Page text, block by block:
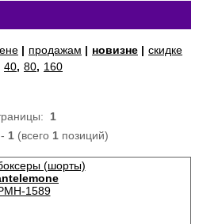
| продажам | новизне | скидке
40, 80, 160
1
1(всего 1позиций)
(шорты)
1589